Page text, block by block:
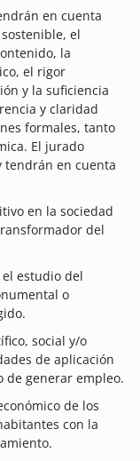
en cuenta
el
la
el rigor
y la suficiencia
y claridad
formales, tanto
El jurado
tendrán en cuenta
en la sociedad
del
estudio del
o
social y/o
de aplicación
de generar empleo.
de los
con la